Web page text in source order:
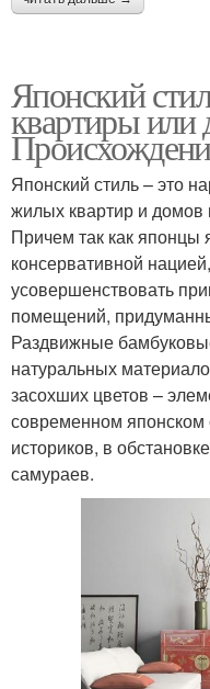
Японский
квартиры или
Японский стиль – это
жилых квартир и
Причем так как японцы
консервативной
усовершенствовать
помещений,
Раздвижные
натуральных
засохших цветов –
современном японском
историков, в
самураев.